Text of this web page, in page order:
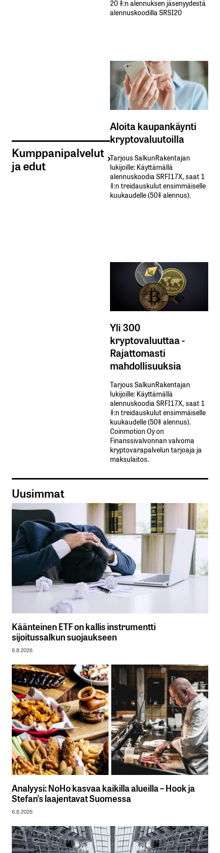
Kumppanipalvelut
ja edut
20 %:n alennuksen jäsenyydestä
alennuskoodilla SRSI20
Aloita kaupankäynti
kryptovaluutoilla
Tarjous SalkunRakentajan
lukijoille: Käyttämällä​ ​
alennuskoodia​ ​SRFI17X,​ ​saat​ ​1
%:n treidauskulut​ ​ensimmäiselle​ ​
kuukaudelle​ ​(50%​ ​alennus).
Yli 300
kryptovaluuttaa -
Rajattomasti
mahdollisuuksia
Tarjous SalkunRakentajan
lukijoille: Käyttämällä​ ​
alennuskoodia​ ​SRFI17X,​ ​saat​ ​1
%:n treidauskulut​ ​ensimmäiselle​ ​
kuukaudelle​ ​(50%​ ​alennus).
Coinmotion Oy on
Finanssivalvonnan valvoma
kryptovarapalvelun tarjoaja ja
maksulaitos.
Uusimmat
Käänteinen ETF on kallis instrumentti
sijoitussalkun suojaukseen
6.8.2026
Analyysi: NoHo kasvaa kaikilla alueilla – Hook ja
Stefan’s laajentavat Suomessa
6.8.2026